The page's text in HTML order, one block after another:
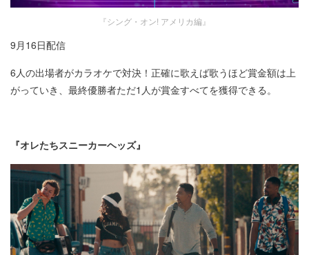
『シング・オン! アメリカ編』
9月16日配信
6人の出場者がカラオケで対決！正確に歌えば歌うほど賞金額は上
がっていき、最終優勝者ただ1人が賞金すべてを獲得できる。
『オレたちスニーカーヘッズ』